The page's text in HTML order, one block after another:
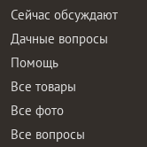
Сейчас обсуждают
Дачные вопросы
Помощь
Все товары
Все фото
Все вопросы